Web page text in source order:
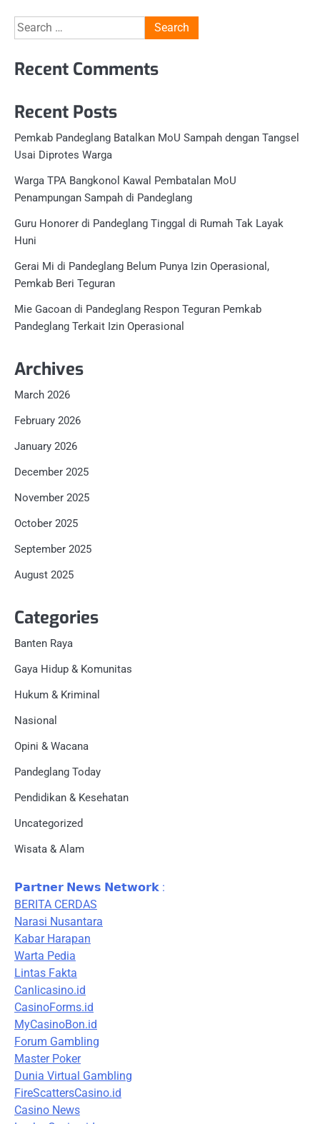
Search
for:
Recent Comments
Recent Posts
Pemkab Pandeglang Batalkan MoU Sampah dengan Tangsel
Usai Diprotes Warga
Warga TPA Bangkonol Kawal Pembatalan MoU
Penampungan Sampah di Pandeglang
Guru Honorer di Pandeglang Tinggal di Rumah Tak Layak
Huni
Gerai Mi di Pandeglang Belum Punya Izin Operasional,
Pemkab Beri Teguran
Mie Gacoan di Pandeglang Respon Teguran Pemkab
Pandeglang Terkait Izin Operasional
Archives
March 2026
February 2026
January 2026
December 2025
November 2025
October 2025
September 2025
August 2025
Categories
Banten Raya
Gaya Hidup & Komunitas
Hukum & Kriminal
Nasional
Opini & Wacana
Pandeglang Today
Pendidikan & Kesehatan
Uncategorized
Wisata & Alam
𝗣𝗮𝗿𝘁𝗻𝗲𝗿 𝗡𝗲𝘄𝘀 𝗡𝗲𝘁𝘄𝗼𝗿𝗸 :
BERITA CERDAS
Narasi Nusantara
Kabar Harapan
Warta Pedia
Lintas Fakta
Canlicasino.id
CasinoForms.id
MyCasinoBon.id
Forum Gambling
Master Poker
Dunia Virtual Gambling
FireScattersCasino.id
Casino News